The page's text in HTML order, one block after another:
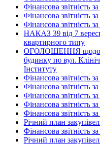
Фінансова звітність
Фінансова звітність
Фінансова звітність
НАКАЗ 39 від 7
квартирного типу
ОГОЛОШЕННЯ щодо
будинку по вул.
Інституту
Фінансова звітність
Фінансова звітність
Фінансова звітність
Фінансова звітність
Фінансова звітність
Річний план
Фінансова звітність
Річний план